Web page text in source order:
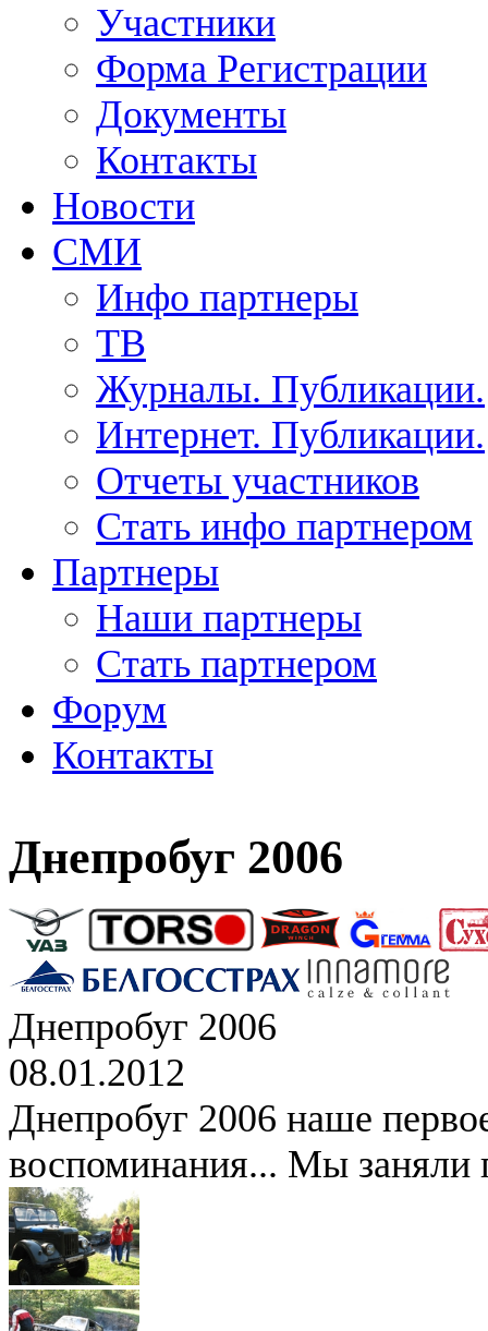
Участники
Форма Регистрации
Документы
Контакты
Новости
СМИ
Инфо партнеры
ТВ
Журналы. Публикации.
Интернет. Публикации.
Отчеты участников
Стать инфо партнером
Партнеры
Наши партнеры
Стать партнером
Форум
Контакты
Днепробуг 2006
Днепробуг 2006
08.01.2012
Днепробуг 2006 наше
воспоминания... Мы заняли